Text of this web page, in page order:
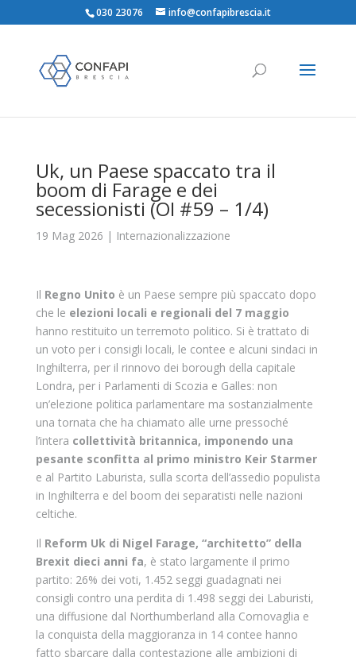
030 23076 info@confapibrescia.it
Uk, un Paese spaccato tra il
boom di Farage e dei
secessionisti (OI #59 – 1/4)
19 Mag 2026 | Internazionalizzazione
Il Regno Unito è un Paese sempre più spaccato dopo
che le elezioni locali e regionali del 7 maggio
hanno restituito un terremoto politico. Si è trattato di
un voto per i consigli locali, le contee e alcuni sindaci in
Inghilterra, per il rinnovo dei borough della capitale
Londra, per i Parlamenti di Scozia e Galles: non
un’elezione politica parlamentare ma sostanzialmente
una tornata che ha chiamato alle urne pressoché
l’intera collettività britannica, imponendo una
pesante sconfitta al primo ministro Keir Starmer
e al Partito Laburista, sulla scorta dell’assedio populista
in Inghilterra e del boom dei separatisti nelle nazioni
celtiche.
Il Reform Uk di Nigel Farage, “architetto” della
Brexit dieci anni fa, è stato largamente il primo
partito: 26% dei voti, 1.452 seggi guadagnati nei
consigli contro una perdita di 1.498 seggi dei Laburisti,
una diffusione dal Northumberland alla Cornovaglia e
la conquista della maggioranza in 14 contee hanno
fatto sbarcare dalla contestazione alle ambizioni di